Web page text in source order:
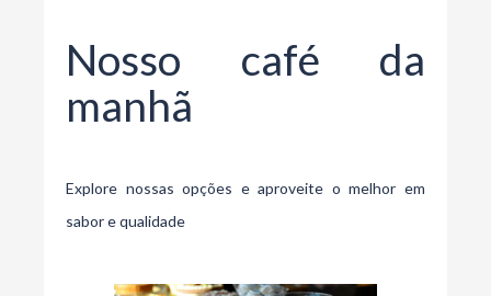
Nosso café da
manhã
Explore nossas opções e aproveite o melhor em
sabor e qualidade